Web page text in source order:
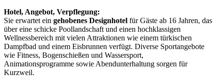
Hotel, Angebot, Verpflegung:
Sie erwartet ein gehobenes Designhotel für Gäste ab 16 Jahren, das
über eine schicke Poollandschaft und einen hochklassigen
Wellnessbereich mit vielen Attraktionen wie einem türkischen
Dampfbad und einem Eisbrunnen verfügt. Diverse Sportangebote
wie Fitness, Bogenschießen und Wassersport,
Animationsprogramme sowie Abendunterhaltung sorgen für
Kurzweil.